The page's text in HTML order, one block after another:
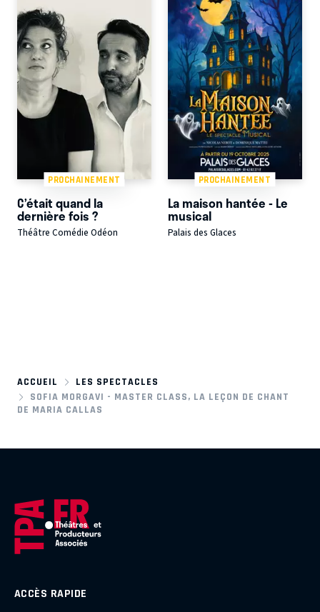
PROCHAINEMENT
C’était quand la
dernière fois ?
Théâtre Comédie Odéon
PROCHAINEMENT
La maison hantée - Le
musical
Palais des Glaces
ACCUEIL
LES SPECTACLES
SOFIA MORGAVI - MASTER CLASS, LA LEÇON DE CHANT
DE MARIA CALLAS
ACCÈS RAPIDE